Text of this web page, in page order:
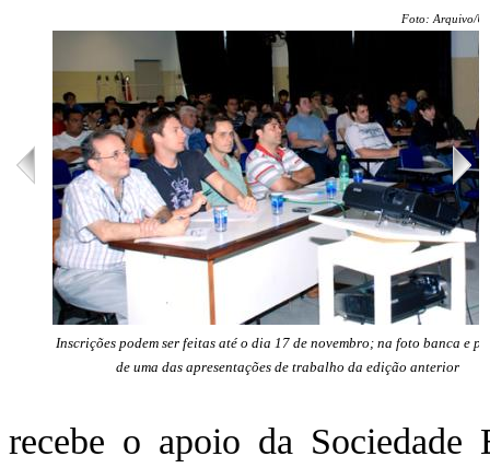
Foto: Arquivo/
Inscrições podem ser feitas até o dia 17 de novembro; na foto banca e
de uma das apresentações de trabalho da edição anterior
recebe o apoio da